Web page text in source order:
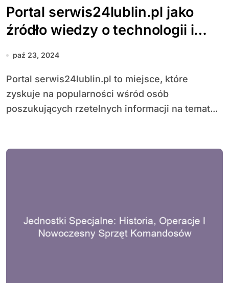
Portal serwis24lublin.pl jako
źródło wiedzy o technologii i
komputerach
paź 23, 2024
Portal serwis24lublin.pl to miejsce, które
zyskuje na popularności wśród osób
poszukujących rzetelnych informacji na temat...